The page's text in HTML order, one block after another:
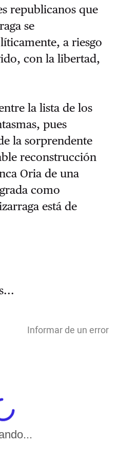
republicanos que
se
a riesgo
con la libertad,
la lista de los
pues
la sorprendente
reconstrucción
Oria de una
como
está de
Informar de un error